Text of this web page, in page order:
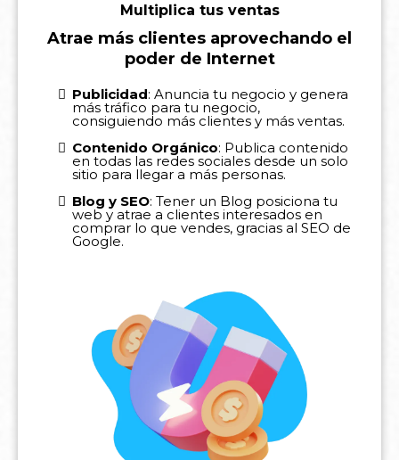
Multiplica tus ventas
Atrae más clientes aprovechando el
poder de Internet
Publicidad: Anuncia tu negocio y genera
más tráfico para tu negocio,
consiguiendo más clientes y más ventas.
Contenido Orgánico: Publica contenido
en todas las redes sociales desde un solo
sitio para llegar a más personas.
Blog y SEO: Tener un Blog posiciona tu
web y atrae a clientes interesados en
comprar lo que vendes, gracias al SEO de
Google.